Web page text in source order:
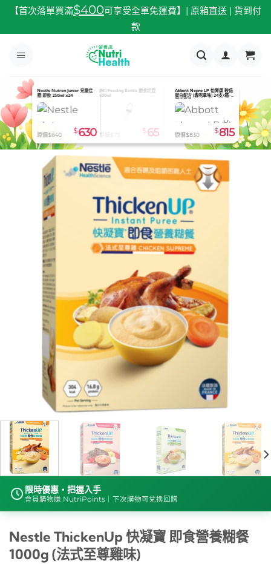
內
【首次落單買滿$400可享受全單免運費】| 原箱直送 | 貨到付
款
Nestle Nutren Junior 兒童佳
膳 即飲 250ml x24
原價$640 $630
Nutricia Souvenaid 智敏捷 (士
多啤梨味) 125ml x24
$815
Abbott Nepro LP 怡腎康 較低
蛋白配方 (雲呢拿味) 24支/箱-
預定貨品
原價$830 815
限時優惠・把握入手
會員購物賺 NutriPoints｜下次購物可兌換回贈
Nestle ThickenUp 快凝寶 即食營養糊餐
1000g (法式至尊雞味)